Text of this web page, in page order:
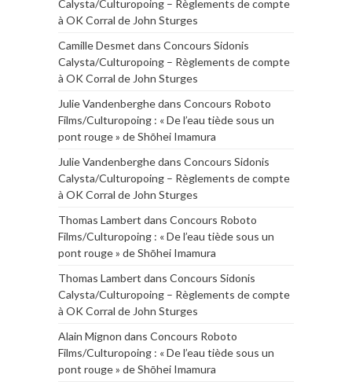
Calysta/Culturopoing – Règlements de compte
à OK Corral de John Sturges
Camille Desmet dans Concours Sidonis
Calysta/Culturopoing – Règlements de compte
à OK Corral de John Sturges
Julie Vandenberghedans Concours Roboto
Films/Culturopoing : « De l’eau tiède sous un
pont rouge » de Shōhei Imamura
Julie Vandenberghedans Concours Sidonis
Calysta/Culturopoing – Règlements de compte
à OK Corral de John Sturges
Thomas Lambert dans Concours Roboto
Films/Culturopoing : « De l’eau tiède sous un
pont rouge » de Shōhei Imamura
Thomas Lambert dans Concours Sidonis
Calysta/Culturopoing – Règlements de compte
à OK Corral de John Sturges
Alain Mignon dans Concours Roboto
Films/Culturopoing : « De l’eau tiède sous un
pont rouge » de Shōhei Imamura